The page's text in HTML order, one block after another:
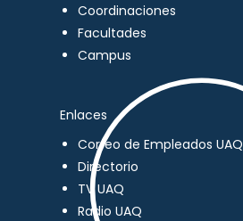
Coordinaciones
Facultades
Campus
Enlaces
Correo de Empleados UAQ
Directorio
TV UAQ
Radio UAQ